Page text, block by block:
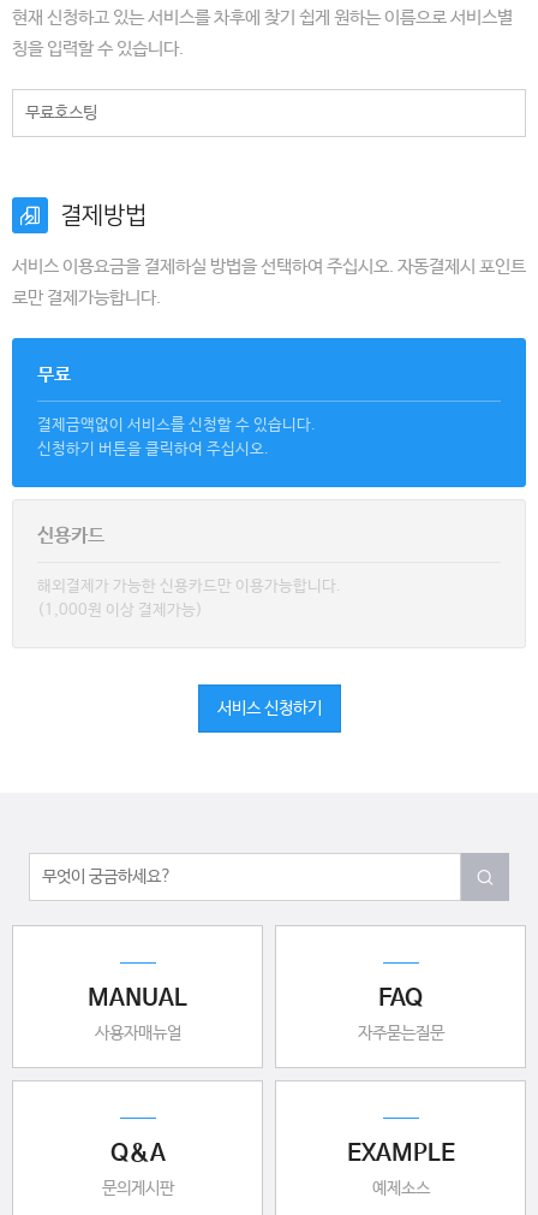
현재 신청하고 있는 서비스를 차후에 찾기 쉽게 원하는 이름으로 서비스별
칭을 입력할 수 있습니다.
결제방법
서비스 이용요금을 결제하실 방법을 선택하여 주십시오. 자동결제시 포인트
로만 결제가능합니다.
무료
결제금액없이 서비스를 신청할 수 있습니다.
신청하기 버튼을 클릭하여 주십시오.
신용카드
해외결제가 가능한 신용카드만 이용가능합니다.
(1,000원 이상 결제가능)
서비스 신청하기
MANUAL
사용자매뉴얼
FAQ
자주묻는질문
Q&A
문의게시판
EXAMPLE
예제소스